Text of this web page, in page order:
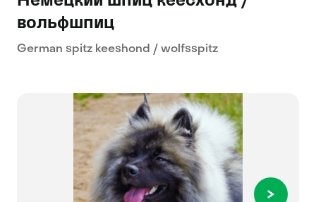
вольфшпиц
German spitz keeshond / wolfsspitz